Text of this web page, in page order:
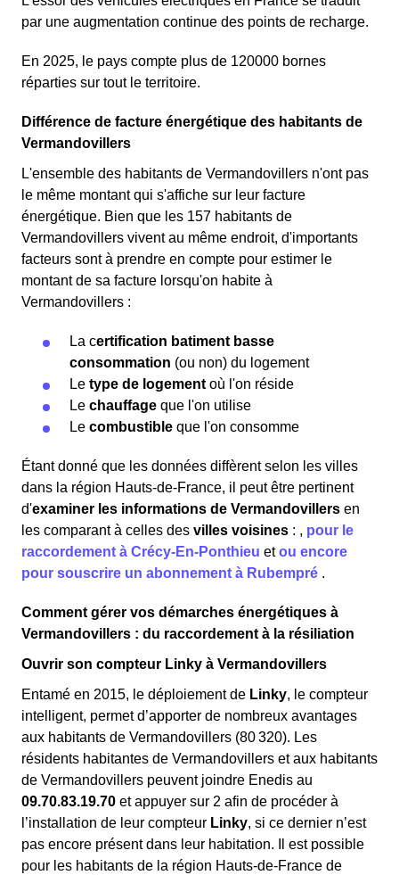
par une augmentation continue des points de recharge.
En 2025, le pays compte plus de 120000 bornes
réparties sur tout le territoire.
Différence de facture énergétique des habitants de
Vermandovillers
L'ensemble des habitants de Vermandovillers n'ont pas
le même montant qui s'affiche sur leur facture
énergétique. Bien que les 157 habitants de
Vermandovillers vivent au même endroit, d'importants
facteurs sont à prendre en compte pour estimer le
montant de sa facture lorsqu'on habite à
Vermandovillers :
La certification batiment basse
consommation (ou non) du logement
Le type de logement où l'on réside
Le chauffage que l'on utilise
Le combustible que l'on consomme
Étant donné que les données diffèrent selon les villes
dans la région Hauts-de-France, il peut être pertinent
d'examiner les informations de Vermandovillers en
les comparant à celles des villes voisines : , pour le
raccordement à Crécy-En-Ponthieu etou encore
pour souscrire un abonnement à Rubempré .
Comment gérer vos démarches énergétiques à
Vermandovillers : du raccordement à la résiliation
Ouvrir son compteur Linky à Vermandovillers
Entamé en 2015, le déploiement de Linky, le compteur
intelligent, permet d’apporter de nombreux avantages
aux habitants de Vermandovillers (80 320). Les
résidents habitantes de Vermandovillers et aux habitants
de Vermandovillers peuvent joindre Enedis au
09.70.83.19.70 et appuyer sur 2 afin de procéder à
l’installation de leur compteur Linky, si ce dernier n’est
pas encore présent dans leur habitation. Il est possible
pour les habitants de la région Hauts-de-France de